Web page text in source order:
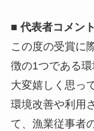
■ 代表者コメント
この度の受賞に
徴の1つである環
大変嬉しく思っ
環境改善や利用
て、漁業従事者